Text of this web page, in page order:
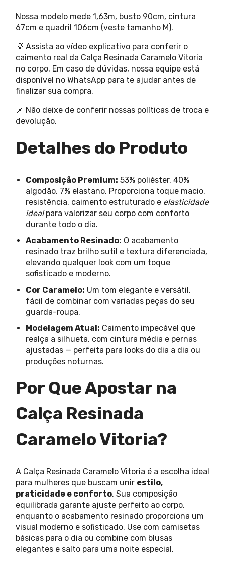
Nossa modelo mede 1,63m, busto 90cm, cintura
67cm e quadril 106cm (veste tamanho M).
💡 Assista ao vídeo explicativo para conferir o
caimento real da Calça Resinada Caramelo Vitoria
no corpo. Em caso de dúvidas, nossa equipe está
disponível no WhatsApp para te ajudar antes de
finalizar sua compra.
📌 Não deixe de conferir nossas políticas de troca e
devolução.
Detalhes do Produto
Composição Premium: 53% poliéster, 40%
algodão, 7% elastano. Proporciona toque macio,
resistência, caimento estruturado e elasticidade
idealpara valorizar seu corpo com conforto
durante todo o dia.
Acabamento Resinado: O acabamento
resinado traz brilho sutil e textura diferenciada,
elevando qualquer look com um toque
sofisticado e moderno.
Cor Caramelo: Um tom elegante e versátil,
fácil de combinar com variadas peças do seu
guarda-roupa.
Modelagem Atual: Caimento impecável que
realça a silhueta, com cintura média e pernas
ajustadas — perfeita para looks do dia a dia ou
produções noturnas.
Por Que Apostar na
Calça Resinada
Caramelo Vitoria?
A Calça Resinada Caramelo Vitoria é a escolha ideal
para mulheres que buscam unir estilo,
praticidade e conforto. Sua composição
equilibrada garante ajuste perfeito ao corpo,
enquanto o acabamento resinado proporciona um
visual moderno e sofisticado. Use com camisetas
básicas para o dia ou combine com blusas
elegantes e salto para uma noite especial.